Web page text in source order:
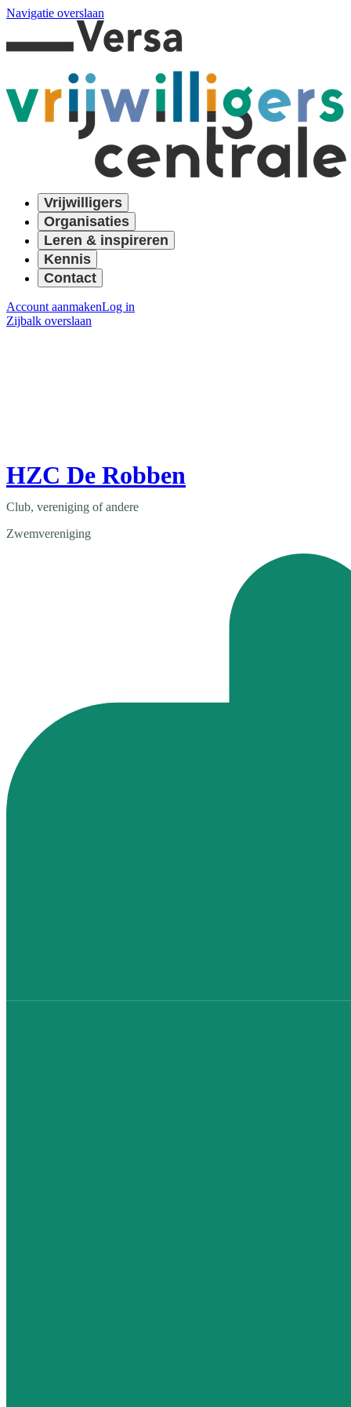
Navigatie overslaan
Vrijwilligers
Organisaties
Leren & inspireren
Kennis
Contact
Account aanmakenLog in
Zijbalk overslaan
HZC De Robben
Club, vereniging of andere
Zwemvereniging